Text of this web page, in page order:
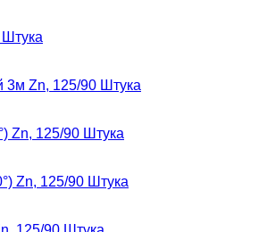
Штука
3м Zn, 125/90 Штука
Zn, 125/90 Штука
Zn, 125/90 Штука